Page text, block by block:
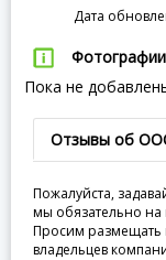
Дата
Пока не
Отзывы об
Пожалуйста,
мы обязательно на
Просим размещать
владельцев